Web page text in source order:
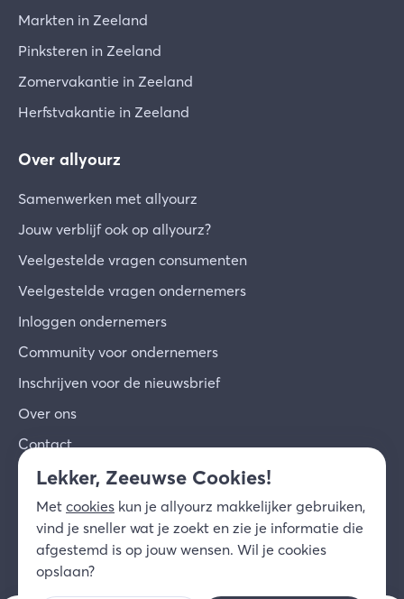
Markten in Zeeland
Pinksteren in Zeeland
Zomervakantie in Zeeland
Herfstvakantie in Zeeland
Over allyourz
Samenwerken met allyourz
Jouw verblijf ook op allyourz?
Veelgestelde vragen consumenten
Veelgestelde vragen ondernemers
Inloggen ondernemers
Community voor ondernemers
Inschrijven voor de nieuwsbrief
Over ons
Contact
© 2026 allyourz b.v.
Privacy
Cookies Disclaimer
Lekker, Zeeuwse Cookies!
Met cookies kun je allyourz makkelijker gebruiken,
vind je sneller wat je zoekt en zie je informatie die
afgestemd is op jouw wensen. Wil je cookies
opslaan?